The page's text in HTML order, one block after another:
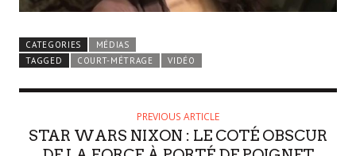
CATEGORIES
MÉDIAS
TAGGED
COURT-MÉTRAGE VIDÉO
PREVIOUS ARTICLE
STAR WARS NIXON : LE COTÉ OBSCUR